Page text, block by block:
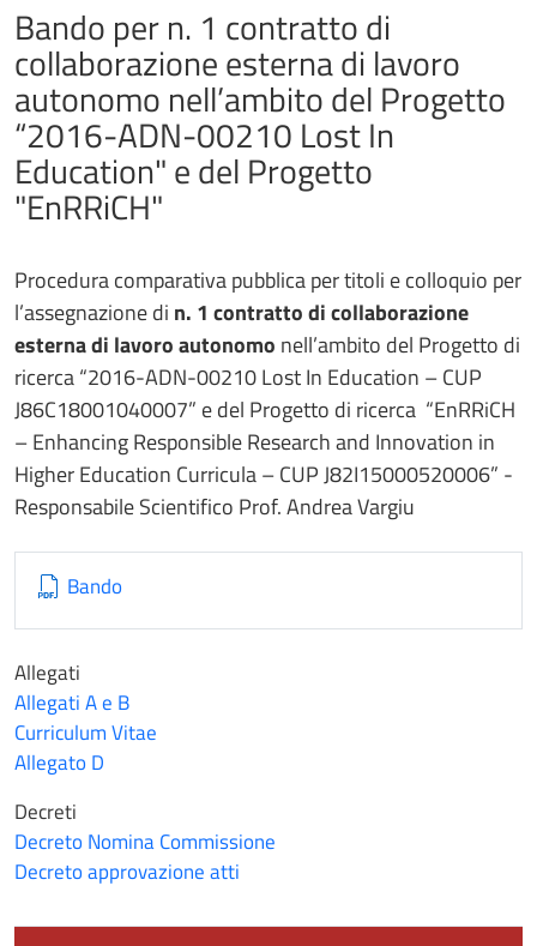
Bando per n. 1 contratto di
collaborazione esterna di lavoro
autonomo nell’ambito del Progetto
“2016-ADN-00210 Lost In
Education" e del Progetto
"EnRRiCH"
Procedura comparativa pubblica per titoli e colloquio per
l’assegnazione di n. 1 contratto di collaborazione
esterna di lavoro autonomo nell’ambito del Progetto di
ricerca “2016-ADN-00210 Lost In Education – CUP
J86C18001040007” e del Progetto di ricerca “EnRRiCH
– Enhancing Responsible Research and Innovation in
Higher Education Curricula – CUP J82I15000520006” -
Responsabile Scientifico Prof. Andrea Vargiu
Bando
Allegati
Allegati A e B
Curriculum Vitae
Allegato D
Decreti
Decreto Nomina Commissione
Decreto approvazione atti